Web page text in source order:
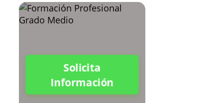
Solicita
Información